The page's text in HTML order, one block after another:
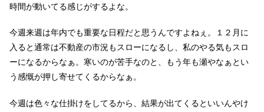
時間が動いてる感じがするよな。
今週来週は年内でも重要な日程だと思うんですよねぇ。１２月に
入ると通常は不動産の市況もスローになるし、私のやる気もスロ
ーになるからなぁ。寒いのが苦手なのと、もう年も瀬やなぁとい
う感慨が押し寄せてくるからなぁ。
今週は色々な仕掛けをしてるから、結果が出てくるといいんやけ